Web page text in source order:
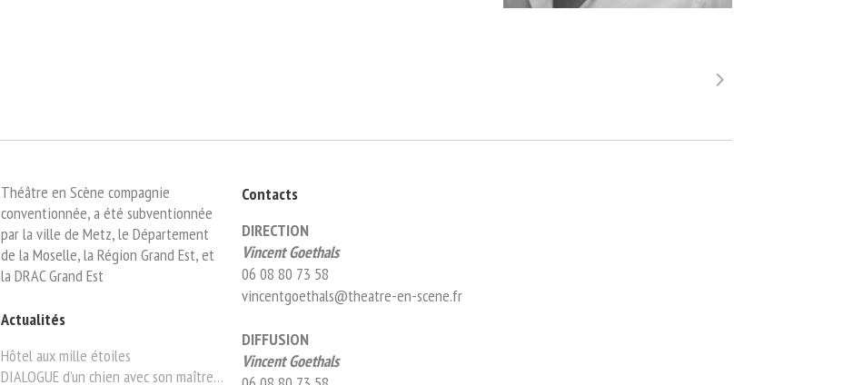
Théâtre en Scène compagnie
conventionnée, a été subventionnée
par la ville de Metz, le Département
de la Moselle, la Région Grand Est, et
la DRAC Grand Est
Actualités
Hôtel aux mille étoiles
DIALOGUE d’un chien avec son maître…
Contacts
DIRECTION
Vincent Goethals
06 08 80 73 58
vincentgoethals@theatre-en-scene.fr
DIFFUSION
Vincent Goethals